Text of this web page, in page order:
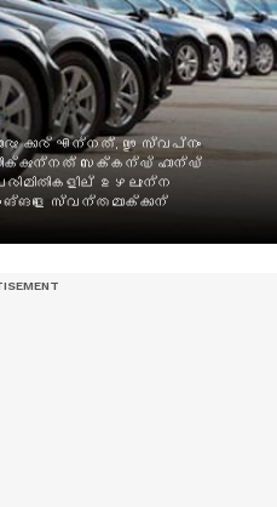
കാര്‍ എന്നത്. ഈ സ്വപ്‍നം
സെക്കന്‍ഡ് ഹാന്‍ഡ്
ഉഴലുന്ന
സ്വന്തമാക്കാന്‍